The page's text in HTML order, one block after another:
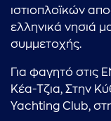
ιστιοπλοϊκών
ελληνικά νησιά
συμμετοχής.
Για φαγητό στις
Κέα-Τζια, Στην
Yachting Club,